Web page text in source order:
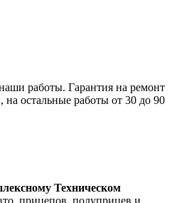
работы. Гарантия на ремонт
на остальные работы от 30 до 90
Техническом